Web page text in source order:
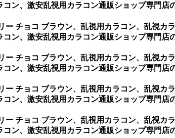
ン、激安乱視用カラコン通販ショップ専門店
ー チョコ ブラウン、乱視用カラコン、乱視
ン、激安乱視用カラコン通販ショップ専門店
ー チョコ ブラウン、乱視用カラコン、乱視
ン、激安乱視用カラコン通販ショップ専門店
ー チョコ ブラウン、乱視用カラコン、乱視
ン、激安乱視用カラコン通販ショップ専門店
ー チョコ ブラウン、乱視用カラコン、乱視
ン、激安乱視用カラコン通販ショップ専門店